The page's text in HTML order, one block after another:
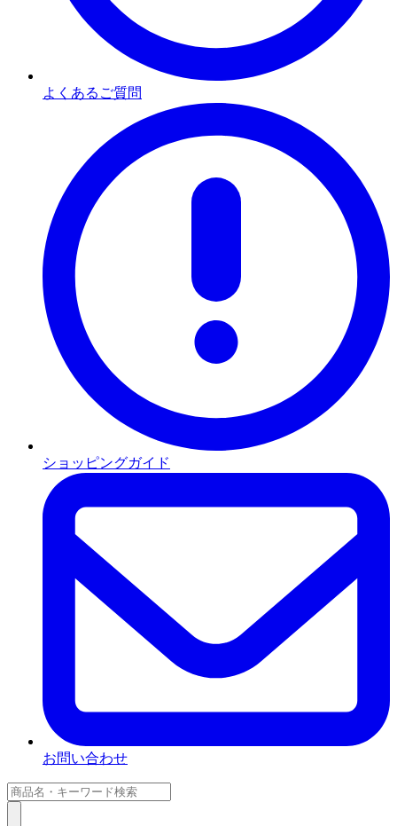
よくあるご質問
ショッピングガイド
お問い合わせ